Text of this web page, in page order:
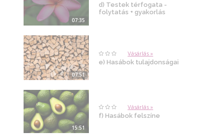
07:35
d) Testek térfogata -
folytatás + gyakorlás
07:51
Vásárlás »
e) Hasábok tulajdonságai
15:51
Vásárlás »
f) Hasábok felszíne